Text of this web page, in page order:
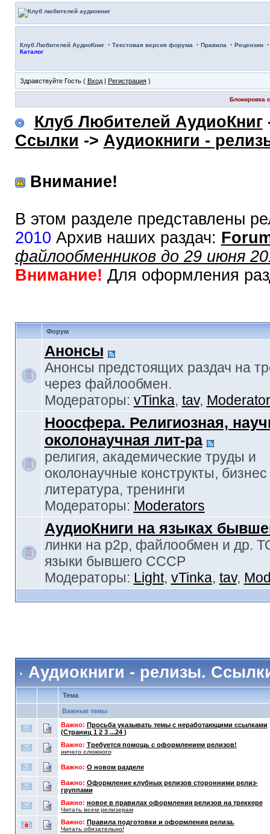
Клуб Любителей АудиоКниг· Текстовая версия форума · Правила · Рецензии
Каталог
Здравствуйте Гость ( Вход| Регистрация)
Блокировка
Клуб Любителей АудиоКниг
Ссылки -> Аудиокниги -
Внимание!
В этом разделе представлены
2010 Архив наших раздач:
файлообменников до 29 июня
Внимание! Для оформления
Форум
Анонсы
Анонсы предстоящих раздач на
через файлообмен.
Модераторы: vTinka, tav,
Ноосфера. Религиозная,
околонаучная лит-ра
религия, академические труды и
околонаучные конструкты, бизнес
литература, тренинги
Модераторы: Moderators
АудиоКниги на языках
линки на p2p, файлообмен и др.
языки бывшего СССР
Модераторы: Light, vTinka, tav,
Аудиокниги - релизы.
Тема
Важные темы
Важно: Просьба указывать темы с неработающими ссылками
(Страниц 1 2 3 ...24 )
Важно: Требуется помощь с оформлением релизов!
ничего сложного
Важно: О новом разделе
Важно: Оформление клубных релизов сторонними релиз-
группами
Важно: новое в правилах оформления релизов на треккере
Читать всем релизерам
Важно: Правила подготовки и оформления релиза.
Читать обязательно!